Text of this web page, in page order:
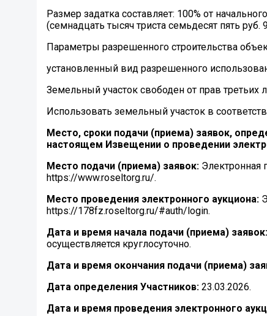
Размер задатка составляет: 100% от
(семнадцать тысяч триста семьдесят пять руб.
Параметры разрешенного строительства
установленный вид разрешенного
Земельный участок свободен от прав третьих
Использовать земельный участок в
Место, сроки подачи (приема) заявок,
настоящем Извещении о проведении
Место подачи (приема) заявок: Электронная
https://www.roseltorg.ru/.
Место проведения электронного аукциона:
https://178fz.roseltorg.ru/#auth/login.
Дата и время начала подачи (приема) заявок:
осуществляется круглосуточно.
Дата и время окончания подачи (приема)
Дата определения Участников: 23.03.2026.
Дата и время проведения электронного